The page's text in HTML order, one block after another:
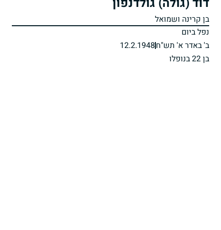
בן קרינה ושמואל
נפל ביום
ב' באדר א' תש"ח12.2.1948
בן 22 בנופלו